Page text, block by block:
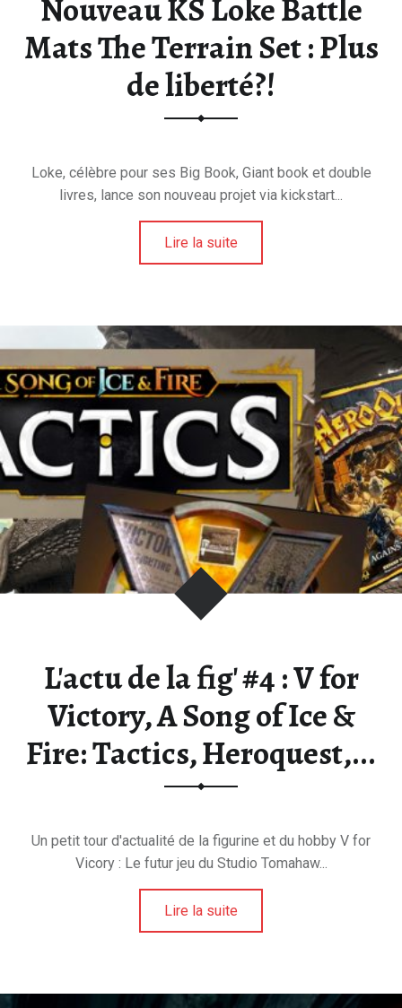
Nouveau KS Loke Battle
Mats The Terrain Set : Plus
de liberté?!
Loke, célèbre pour ses Big Book, Giant book et double
livres, lance son nouveau projet via kickstart...
Lire la suite
L'actu de la fig' #4 : V for
Victory, A Song of Ice &
Fire: Tactics, Heroquest,...
Un petit tour d'actualité de la figurine et du hobby V for
Vicory : Le futur jeu du Studio Tomahaw...
Lire la suite